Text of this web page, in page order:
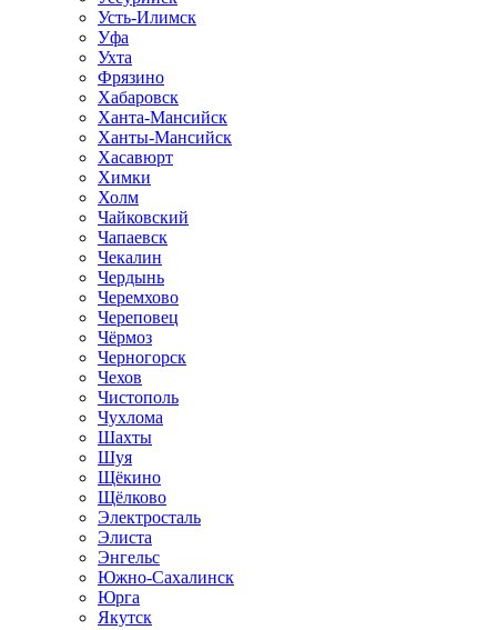
Усть-Илимск
Уфа
Ухта
Фрязино
Хабаровск
Ханта-Мансийск
Ханты-Мансийск
Хасавюрт
Химки
Холм
Чайковский
Чапаевск
Чекалин
Чердынь
Черемхово
Череповец
Чёрмоз
Черногорск
Чехов
Чистополь
Чухлома
Шахты
Шуя
Щёкино
Щёлково
Электросталь
Элиста
Энгельс
Южно-Сахалинск
Юрга
Якутск